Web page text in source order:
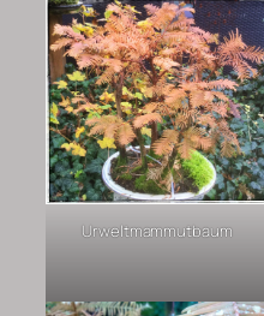
Urweltmammutbaum